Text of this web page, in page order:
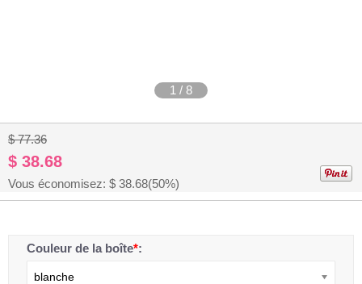
1 / 8
$ 77.36
$ 38.68
Vous économisez: $ 38.68(50%)
Couleur de la boîte*:
blanche